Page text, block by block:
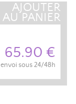
AJOUTER
AU PANIER
65.90 €
envoi sous 24/48h